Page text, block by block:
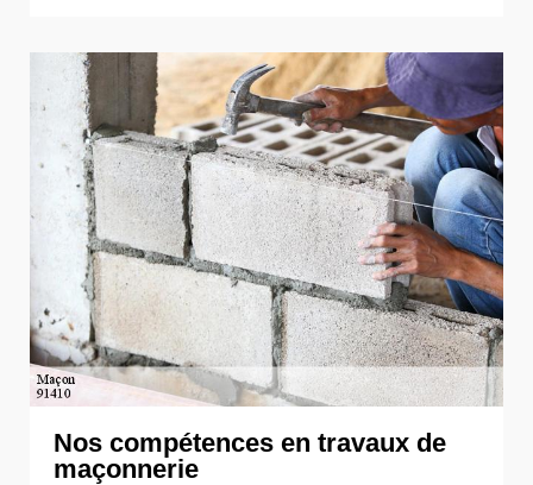
Nos compétences en travaux de
maçonnerie